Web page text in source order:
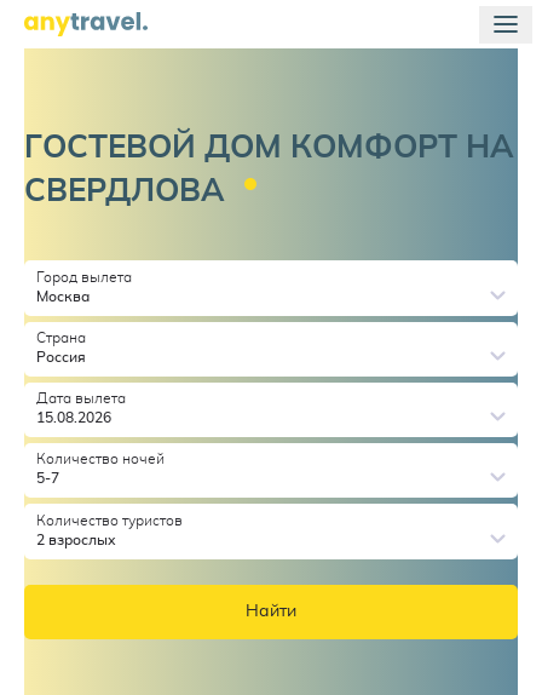
ГОСТЕВОЙ ДОМ КОМФОРТ НА
СВЕРДЛОВА
Город вылета
Москва
Страна
Россия
Дата вылета
15.08.2026
Количество ночей
5-7
Количество туристов
2 взрослых
Найти